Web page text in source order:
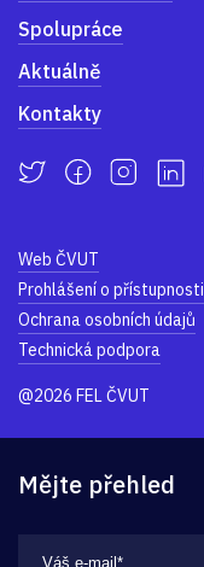
Spolupráce
Aktuálně
Kontakty
Web ČVUT
Prohlášení o přístupnosti
Ochrana osobních údajů
Technická podpora
@2026 FEL ČVUT
Mějte přehled